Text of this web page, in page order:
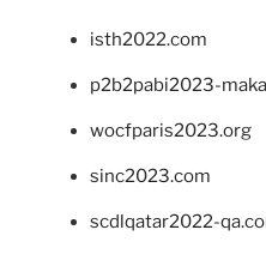
isth2022.com
p2b2pabi2023-
wocfparis2023.org
sinc2023.com
scdlqatar2022-